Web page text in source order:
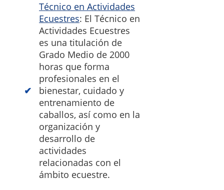
Técnico en Actividades
Ecuestres: El Técnico en
Actividades Ecuestres
es una titulación de
Grado Medio de 2000
horas que forma
profesionales en el
bienestar, cuidado y
entrenamiento de
caballos, así como en la
organización y
desarrollo de
actividades
relacionadas con el
ámbito ecuestre.